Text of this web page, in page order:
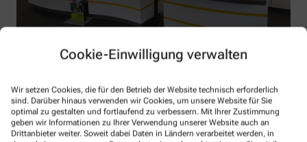
Cookie-Einwilligung verwalten
Wir setzen Cookies, die für den Betrieb der Website technisch erforderlich
sind. Darüber hinaus verwenden wir Cookies, um unsere Website für Sie
optimal zu gestalten und fortlaufend zu verbessern. Mit Ihrer Zustimmung
geben wir Informationen zu Ihrer Verwendung unserer Website auch an
Drittanbieter weiter. Soweit dabei Daten in Ländern verarbeitet werden, in
Alle Leistungen
Wir sind für Sie da – vor Ort und digital